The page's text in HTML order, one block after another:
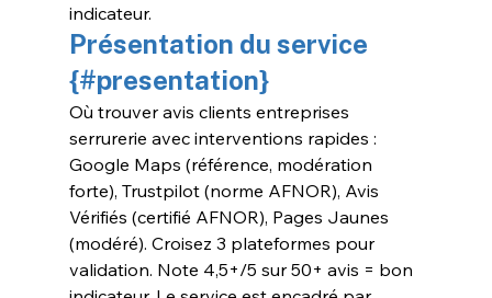
indicateur.
Présentation du service
{#presentation}
Où trouver avis clients entreprises
serrurerie avec interventions rapides :
Google Maps (référence, modération
forte), Trustpilot (norme AFNOR), Avis
Vérifiés (certifié AFNOR), Pages Jaunes
(modéré). Croisez 3 plateformes pour
validation. Note 4,5+/5 sur 50+ avis = bon